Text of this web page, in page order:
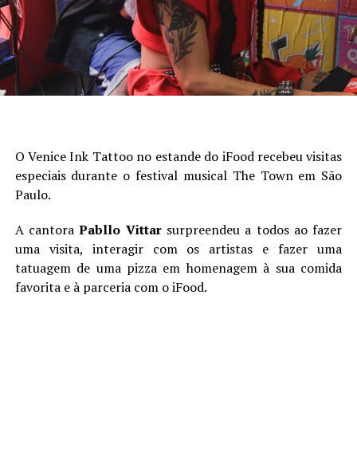
O Venice Ink Tattoo no estande do iFood recebeu visitas
especiais durante o festival musical The Town em São
Paulo.
A cantoraPabllo Vittarsurpreendeu a todos ao fazer
uma visita, interagir com os artistas e fazer uma
tatuagem de uma pizza em homenagem à sua comida
favorita e à parceria com o iFood.